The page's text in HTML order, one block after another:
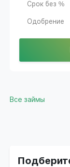
Срок без %
Одобрение
Все займы